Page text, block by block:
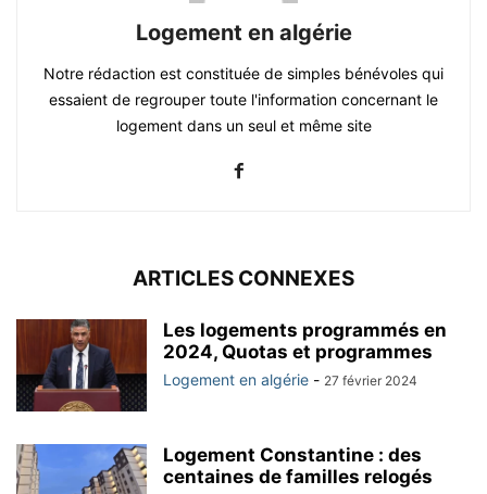
Logement en algérie
Notre rédaction est constituée de simples bénévoles qui
essaient de regrouper toute l'information concernant le
logement dans un seul et même site
ARTICLES CONNEXES
Les logements programmés en
2024, Quotas et programmes
Logement en algérie - 27 février 2024
Logement Constantine : des
centaines de familles relogés